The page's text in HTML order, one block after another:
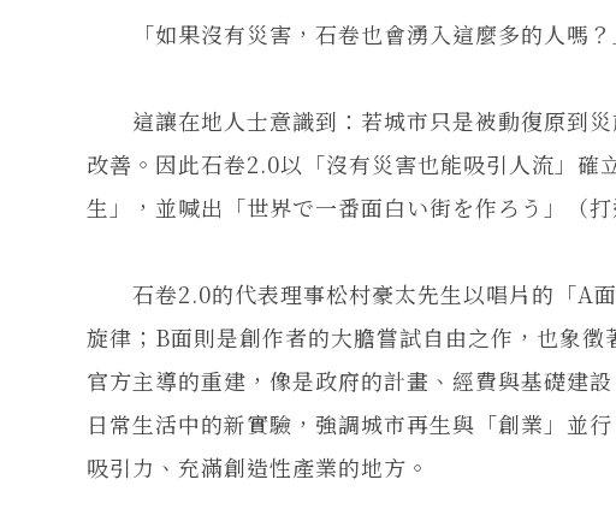
「如果沒有災害，石卷也會湧入這麼多的人嗎？
這讓在地人士意識到：若城市只是被動復原到災
改善。因此石卷2.0以「沒有災害也能吸引人流」
生」，並喊出「世界で一番面白い街を作ろう」（
石卷2.0的代表理事松村豪太先生以唱片的「A
旋律；B面則是創作者的大膽嘗試自由之作，也象
官方主導的重建，像是政府的計畫、經費與基礎建
日常生活中的新實驗，強調城市再生與「創業」並
吸引力、充滿創造性產業的地方。